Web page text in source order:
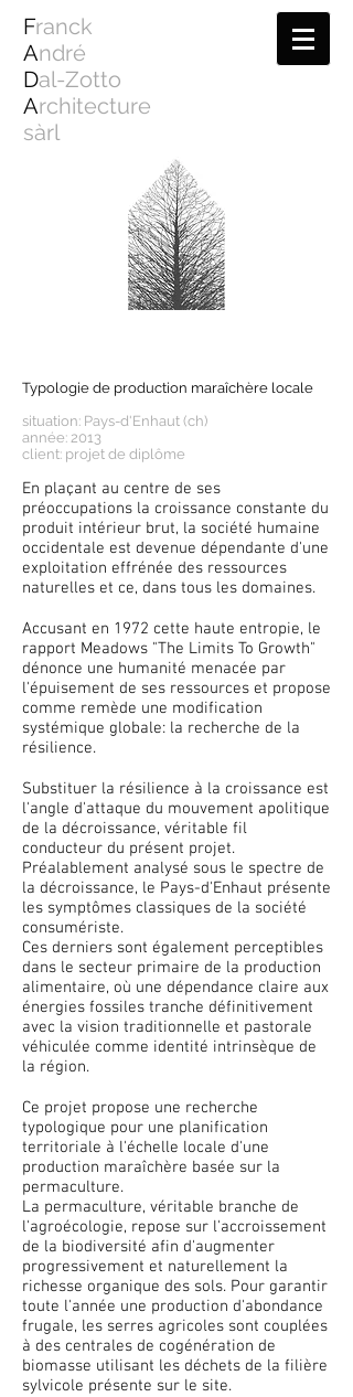
Franck
André
Dal-Zotto
Architecture
sàrl
Typologie de production maraîchère locale
situation: Pays-d'Enhaut (ch)
année: 2013
client: projet de diplôme
En plaçant au centre de ses
préoccupations la croissance constante du
produit intérieur brut, la société humaine
occidentale est devenue dépendante d'une
exploitation effrénée des ressources
naturelles et ce, dans tous les domaines.
Accusant en 1972 cette haute entropie, le
rapport Meadows "The Limits To Growth"
dénonce une humanité menacée par
l'épuisement de ses ressources et propose
comme remède une modification
systémique globale: la recherche de la
résilience.
Substituer la résilience à la croissance est
l'angle d'attaque du mouvement apolitique
de la décroissance, véritable fil
conducteur du présent projet.
Préalablement analysé sous le spectre de
la décroissance, le Pays-d'Enhaut présente
les symptômes classiques de la société
consumériste.
Ces derniers sont également perceptibles
dans le secteur primaire de la production
alimentaire, où une dépendance claire aux
énergies fossiles tranche définitivement
avec la vision traditionnelle et pastorale
véhiculée comme identité intrinsèque de
la région.
Ce projet propose une recherche
typologique pour une planification
territoriale à l'échelle locale d'une
production maraîchère basée sur la
permaculture.
La permaculture, véritable branche de
l'agroécologie, repose sur l'accroissement
de la biodiversité afin d'augmenter
progressivement et naturellement la
richesse organique des sols. Pour garantir
toute l'année une production d'abondance
frugale, les serres agricoles sont couplées
à des centrales de cogénération de
biomasse utilisant les déchets de la filière
sylvicole présente sur le site.